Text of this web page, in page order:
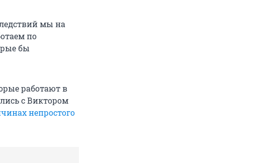
мы на
по
бы
работают в
с Виктором
непростого